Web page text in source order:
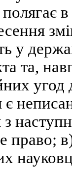
полягає
у
та,
є
з
право;